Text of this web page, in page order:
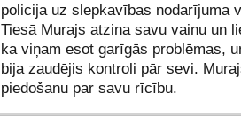
policija uz slepkavības nodarījuma
Tiesā Murajs atzina savu vainu un
ka viņam esot garīgās problēmas,
bija zaudējis kontroli pār sevi.
piedošanu par savu rīcību.